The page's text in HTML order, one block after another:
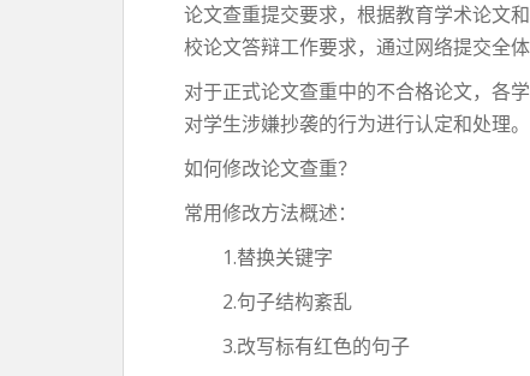
论文查重提交要求，根据教育学术论文
校论文答辩工作要求，通过网络提交全
对于正式论文查重中的不合格论文，各
对学生涉嫌抄袭的行为进行认定和处理。
如何修改论文查重？
常用修改方法概述：
1.替换关键字
2.句子结构紊乱
3.改写标有红色的句子